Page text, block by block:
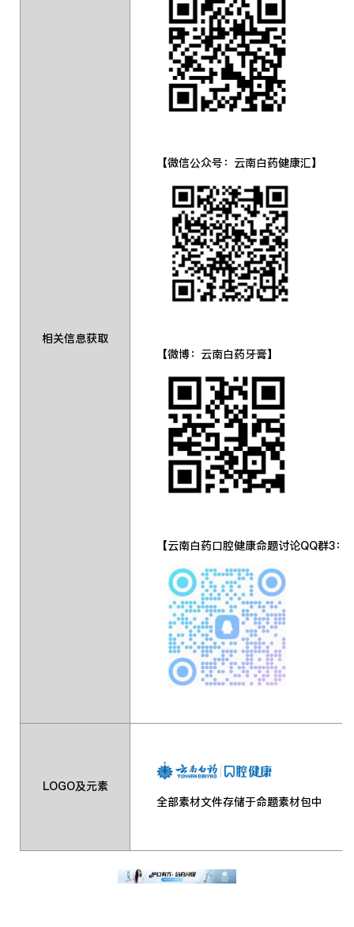
相关信息获取
【微信公众号：云南白药健康汇】
【微博：云南白药牙膏】 【
【云南白药口腔健康命题讨论QQ群3：
LOGO及元素
全部素材文件存储于命题素材包中